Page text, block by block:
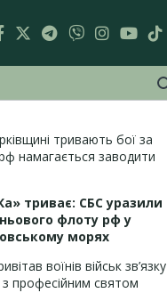
тривають бої за
намагається заводити
триває: СБС уразили
флоту рф у
морях
воїнів військ зв’язку
з професійним святом